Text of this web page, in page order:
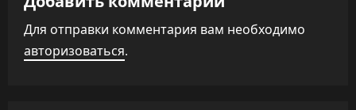
и
я
Для отправки комментария вам необходимо
авторизоваться.